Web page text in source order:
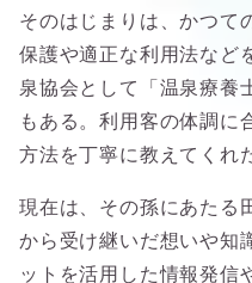
そのはじまりは、かつて
保護や適正な利用法など
泉協会として「温泉療養
もある。利用客の体調に
方法を丁寧に教えてくれ
現在は、その孫にあたる
から受け継いだ想いや知
ットを活用した情報発信